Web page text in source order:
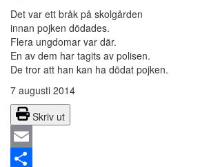
Det var ett bråk på skolgården
innan pojken dödades.
Flera ungdomar var där.
En av dem har tagits av polisen.
De tror att han kan ha dödat pojken.
7 augusti 2014
Skriv ut
Email